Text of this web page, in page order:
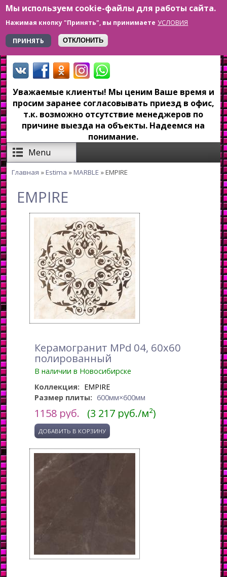
Мы используем cookie-файлы для работы сайта.
Нажимая кнопку "Принять", вы принимаете УСЛОВИЯ
ПРИНЯТЬ
ОТКЛОНИТЬ
Перейти к основному содержанию
+7 923 179-6-279
Уважаемые клиенты! Мы ценим Ваше время и
просим заранее согласовывать приезд в офис,
т.к. возможно отсутствие менеджеров по
причине выезда на объекты. Надеемся на
понимание.
Menu
Главная »Estima »MARBLE » EMPIRE
EMPIRE
Керамогранит MPd 04, 60x60
полированный
В наличии в Новосибирске
Коллекция: EMPIRE
Размер плиты: 600мм×600мм
1158 руб. (3 217 руб./м²)